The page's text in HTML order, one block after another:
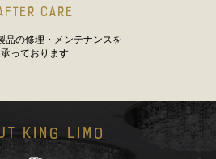
CARE
品の修理・メンテナンスを
承っております
KING LIMO